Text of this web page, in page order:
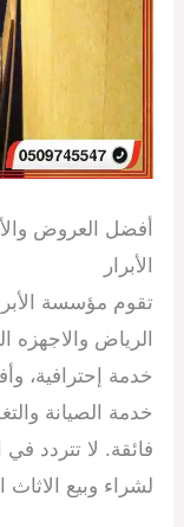
أفضل العروض
الأبرار
تقوم مؤسسة
الرياض والاجهزه
خدمة إحترافية،
خدمة الصيانة
فائقة. لا تتردد
لشراء وبيع